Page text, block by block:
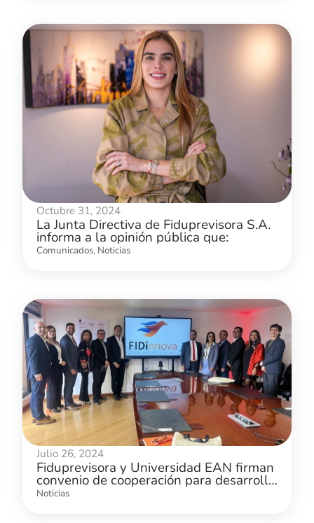
Octubre 31, 2024
La Junta Directiva de Fiduprevisora S.A.
informa a la opinión pública que:
Comunicados, Noticias
Julio 26, 2024
Fiduprevisora y Universidad EAN firman
convenio de cooperación para desarrollo
e innovación en el sector financiero
Noticias